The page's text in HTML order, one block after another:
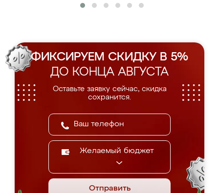
ФИКСИРУЕМ СКИДКУ В 5%
ДО КОНЦА АВГУСТА
Оставьте заявку сейчас, скидка
сохранится.
Желаемый бюджет
Отправить